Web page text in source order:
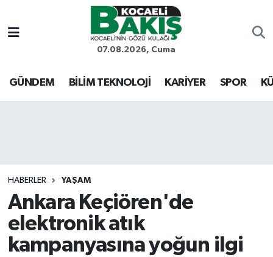
07.08.2026, Cuma
GÜNDEM BİLİM TEKNOLOJİ KARİYER SPOR
HABERLER YAŞAM
Ankara Keçiören'de
elektronik atık
kampanyasına yoğun ilgi
Kocaeli Nöbetçi Eczaneler
Kocaeli Hava Durumu
Son Dakika Haberleri
Haber Arşivi